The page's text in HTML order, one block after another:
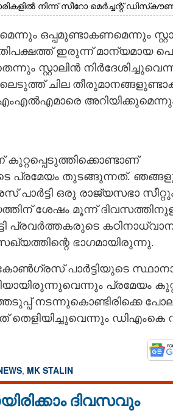
നിന്ന് സീറോ മെർച്ചന്റ്
ഒപ്പമുണ്ടാകണമെന്നും
ഇരുന്ന് മാന്യമായ
സ്റ്റാലിന്‍
ചില
കുറ്റപ്പെടുത്തിക്കൊണ്ടാണ്
പ്രമേയം തുടങ്ങുന്നത്.
ഒരു രാജ്യസഭാ സീറ്റും
ശേഷം മൂന്ന്
പ്രവര്‍ത്തകരുടെ
ഭാഗമായിരുന്നു.
പാര്‍ട്ടിയുടെ
പ്രമേയം
നടന്നുകൊണ്ടിരിക്കെ
തെളിയിച്ചുവെന്നും ഡിഎംകെ
, MK STALIN
ദിവസവും